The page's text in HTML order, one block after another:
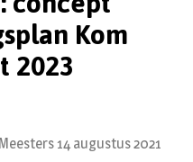
Kom
2023
14 augustus 2021